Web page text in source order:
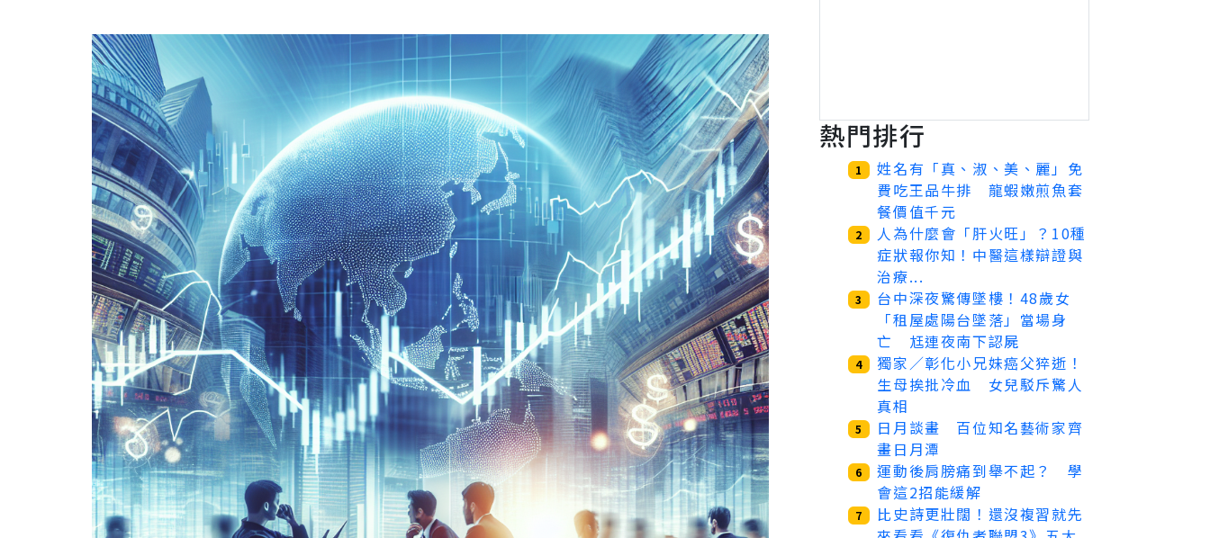
熱門排行
1
姓名有「真、淑、美、麗」免
費吃王品牛排 龍蝦嫩煎魚套
餐價值千元
2
人為什麼會「肝火旺」？10種
症狀報你知！中醫這樣辯證與
治療...
3
台中深夜驚傳墜樓！48歲女
「租屋處陽台墜落」當場身
亡 尪連夜南下認屍
4
獨家／彰化小兄妹癌父猝逝！
生母挨批冷血 女兒駁斥驚人
真相
5
日月談畫 百位知名藝術家齊
畫日月潭
6
運動後肩膀痛到舉不起？ 學
會這2招能緩解
7
比史詩更壯闊！還沒複習就先